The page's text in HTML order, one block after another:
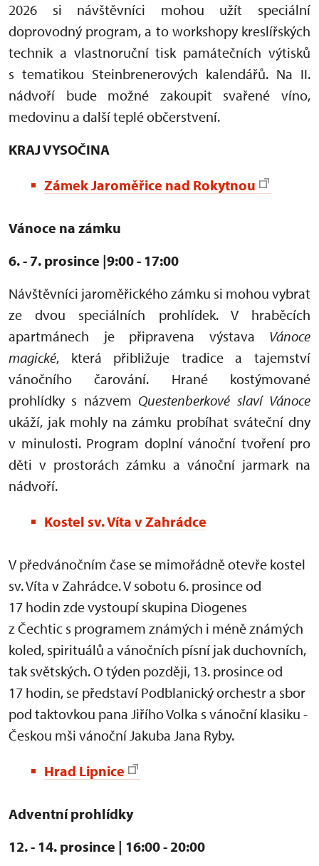
2026 si návštěvníci mohou užít speciální
doprovodný program, a to workshopy kreslířských
technik a vlastnoruční tisk památečních výtisků
s tematikou Steinbrenerových kalendářů. Na II.
nádvoří bude možné zakoupit svařené víno,
medovinu a další teplé občerstvení.
KRAJ VYSOČINA
Zámek Jaroměřice nad Rokytnou
Vánoce na zámku
6. - 7. prosince |9:00 - 17:00
Návštěvníci jaroměřického zámku si mohou vybrat
ze dvou speciálních prohlídek. V hraběcích
apartmánech je připravena výstava Vánoce
magické, která přibližuje tradice a tajemství
vánočního čarování. Hrané kostýmované
prohlídky s názvem Questenberkové slaví Vánoce
ukáží, jak mohly na zámku probíhat sváteční dny
v minulosti. Program doplní vánoční tvoření pro
děti v prostorách zámku a vánoční jarmark na
nádvoří.
Kostel sv. Víta v Zahrádce
V předvánočním čase se mimořádně otevře kostel
sv. Víta v Zahrádce. V sobotu 6. prosince od
17 hodin zde vystoupí skupina Diogenes
z Čechtic s programem známých i méně známých
koled, spirituálů a vánočních písní jak duchovních,
tak světských. O týden později, 13. prosince od
17 hodin, se představí Podblanický orchestr a sbor
pod taktovkou pana Jiřího Volka s vánoční klasiku -
Českou mši vánoční Jakuba Jana Ryby.
Hrad Lipnice
Adventní prohlídky
12. - 14. prosince | 16:00 - 20:00